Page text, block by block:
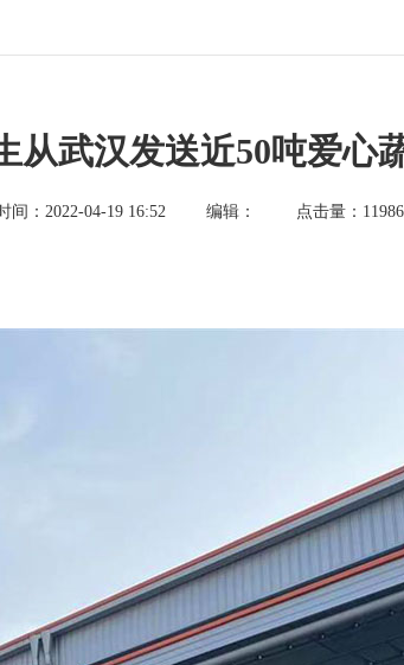
从武汉发送近50吨爱心
间：2022-04-19 16:52 编辑： 点击量：11986